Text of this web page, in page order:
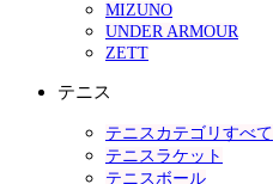
MIZUNO
UNDER ARMOUR
ZETT
テニス
テニスカテゴリすべて
テニスラケット
テニスボール